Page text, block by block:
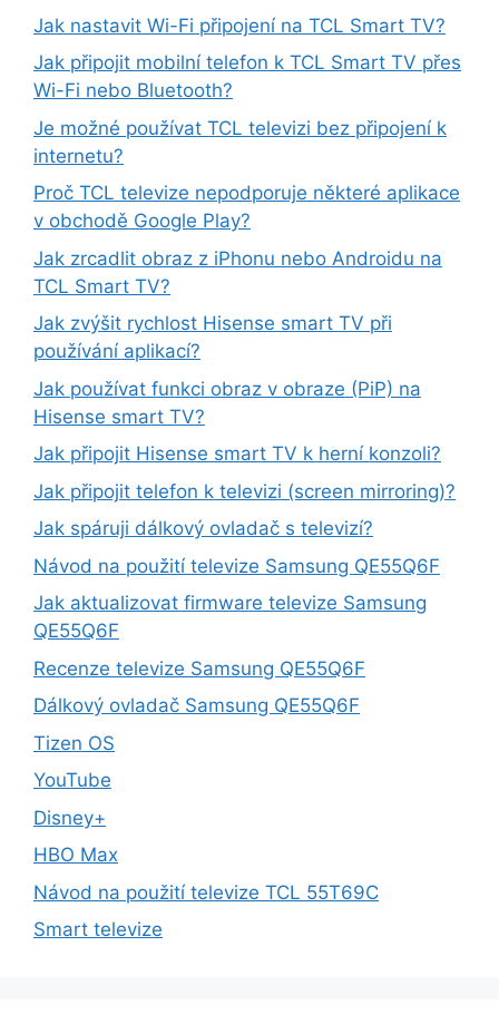
Jak nastavit Wi-Fi připojení na TCL Smart TV?
Jak připojit mobilní telefon k TCL Smart TV přes
Wi-Fi nebo Bluetooth?
Je možné používat TCL televizi bez připojení k
internetu?
Proč TCL televize nepodporuje některé aplikace
v obchodě Google Play?
Jak zrcadlit obraz z iPhonu nebo Androidu na
TCL Smart TV?
Jak zvýšit rychlost Hisense smart TV při
používání aplikací?
Jak používat funkci obraz v obraze (PiP) na
Hisense smart TV?
Jak připojit Hisense smart TV k herní konzoli?
Jak připojit telefon k televizi (screen mirroring)?
Jak spáruji dálkový ovladač s televizí?
Návod na použití televize Samsung QE55Q6F
Jak aktualizovat firmware televize Samsung
QE55Q6F
Recenze televize Samsung QE55Q6F
Dálkový ovladač Samsung QE55Q6F
Tizen OS
YouTube
Disney+
HBO Max
Návod na použití televize TCL 55T69C
Smart televize